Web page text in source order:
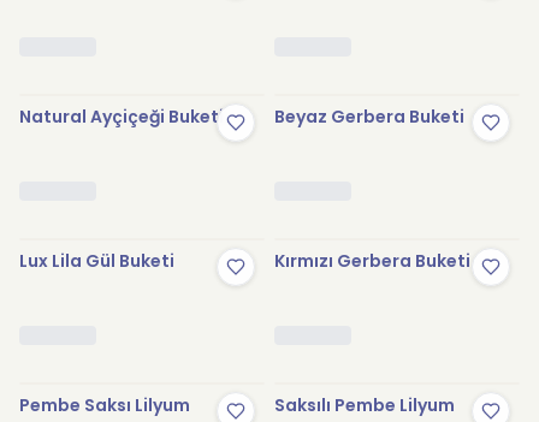
Natural Ayçiçeği Buketi Beyaz Gerbera Buketi
Lux Lila Gül Buketi Kırmızı Gerbera Buketi
Pembe Saksı Lilyum Saksılı Pembe Lilyum